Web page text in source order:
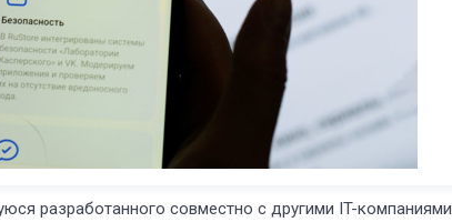
разработанного совместно с другими IT-компаниями